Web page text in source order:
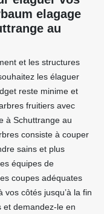
elagage
au
et les structures
les élaguer
reste minime et
fruitiers avec
à Schuttrange au
consiste à couper
sains et plus
équipes de
coupes adéquates
côtés jusqu’à la fin
et demandez-le en